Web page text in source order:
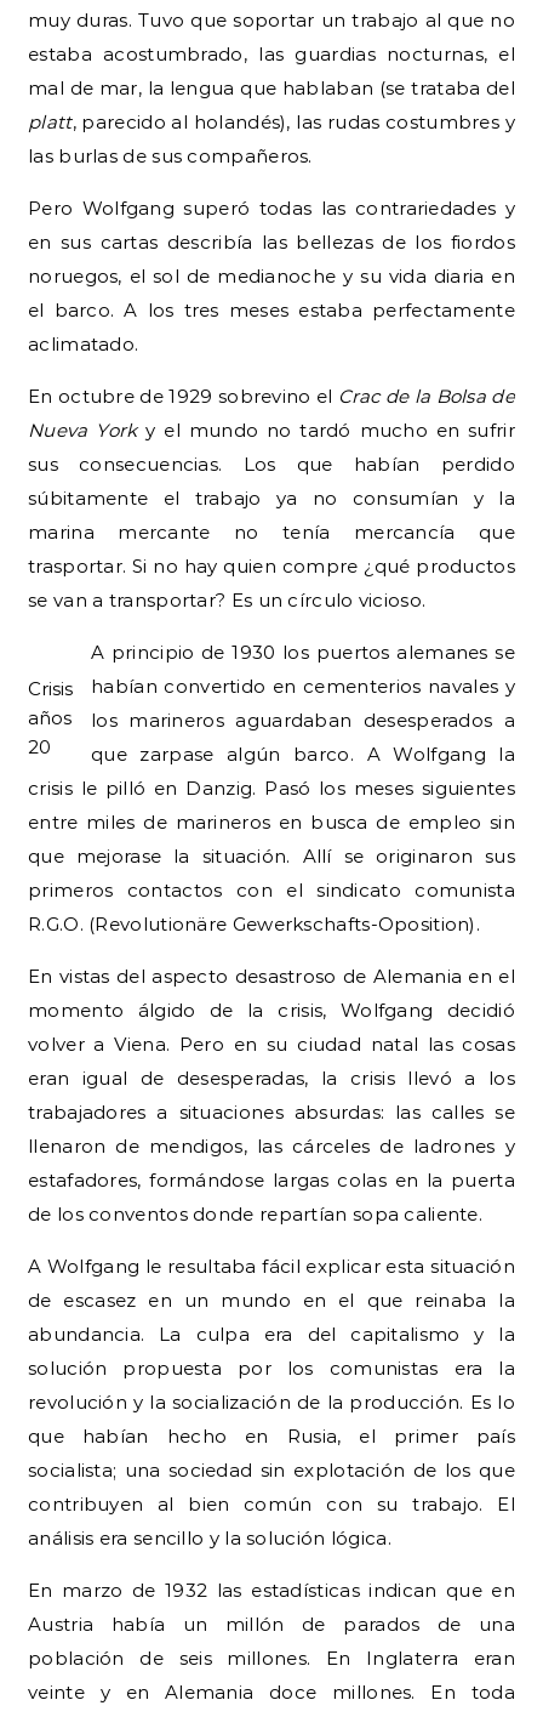
muy duras. Tuvo que soportar un trabajo al que no
estaba acostumbrado, las guardias nocturnas, el
mal de mar, la lengua que hablaban (se trataba del
platt, parecido al holandés), las rudas costumbres y
las burlas de sus compañeros.
Pero Wolfgang superó todas las contrariedades y
en sus cartas describía las bellezas de los fiordos
noruegos, el sol de medianoche y su vida diaria en
el barco. A los tres meses estaba perfectamente
aclimatado.
En octubre de 1929 sobrevino el Crac de la Bolsa de
Nueva Yorky el mundo no tardó mucho en sufrir
sus consecuencias. Los que habían perdido
súbitamente el trabajo ya no consumían y la
marina mercante no tenía mercancía que
trasportar. Si no hay quien compre ¿qué productos
se van a transportar? Es un círculo vicioso.
Crisis
años
20
A principio de 1930 los puertos alemanes se
habían convertido en cementerios navales y
los marineros aguardaban desesperados a
que zarpase algún barco. A Wolfgang la
crisis le pilló en Danzig. Pasó los meses siguientes
entre miles de marineros en busca de empleo sin
que mejorase la situación. Allí se originaron sus
primeros contactos con el sindicato comunista
R.G.O. (Revolutionäre Gewerkschafts-Oposition).
En vistas del aspecto desastroso de Alemania en el
momento álgido de la crisis, Wolfgang decidió
volver a Viena. Pero en su ciudad natal las cosas
eran igual de desesperadas, la crisis llevó a los
trabajadores a situaciones absurdas: las calles se
llenaron de mendigos, las cárceles de ladrones y
estafadores, formándose largas colas en la puerta
de los conventos donde repartían sopa caliente.
A Wolfgang le resultaba fácil explicar esta situación
de escasez en un mundo en el que reinaba la
abundancia. La culpa era del capitalismo y la
solución propuesta por los comunistas era la
revolución y la socialización de la producción. Es lo
que habían hecho en Rusia, el primer país
socialista; una sociedad sin explotación de los que
contribuyen al bien común con su trabajo. El
análisis era sencillo y la solución lógica.
En marzo de 1932 las estadísticas indican que en
Austria había un millón de parados de una
población de seis millones. En Inglaterra eran
veinte y en Alemania doce millones. En toda